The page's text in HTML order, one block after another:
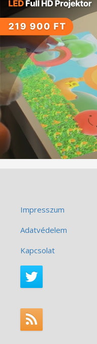
Impresszum
Adatvédelem
Kapcsolat